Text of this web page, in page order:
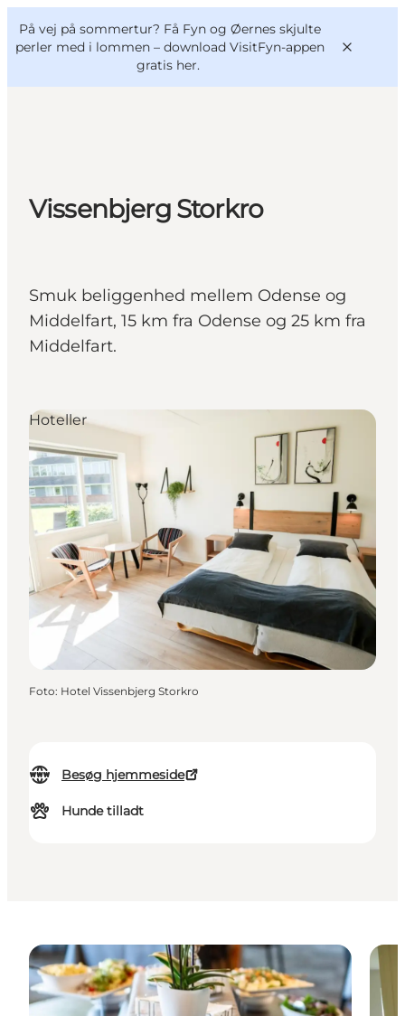
På vej på sommertur? Få Fyn og Øernes skjulte
perler med i lommen – download VisitFyn-appen
gratis her.
Oplevelser
Outdoor
Book lokale oplevelser
VisitFyn
Deutsch
Vissenbjerg Storkro
Smuk beliggenhed mellem Odense og
Middelfart, 15 km fra Odense og 25 km fra
Middelfart.
Besøg hjemmeside
Hunde tilladt
Hoteller
Foto: Hotel Vissenbjerg Storkro